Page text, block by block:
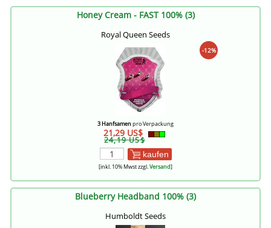
Honey Cream - FAST 100% (3)
Royal Queen Seeds
-12%
3 Hanfsamenpro Verpackung
21,29 US$
24,19 US$
kaufen
[inkl. 10% Mwst zzgl.Versand]
Blueberry Headband 100% (3)
Humboldt Seeds